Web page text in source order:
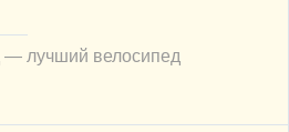
— лучший велосипед